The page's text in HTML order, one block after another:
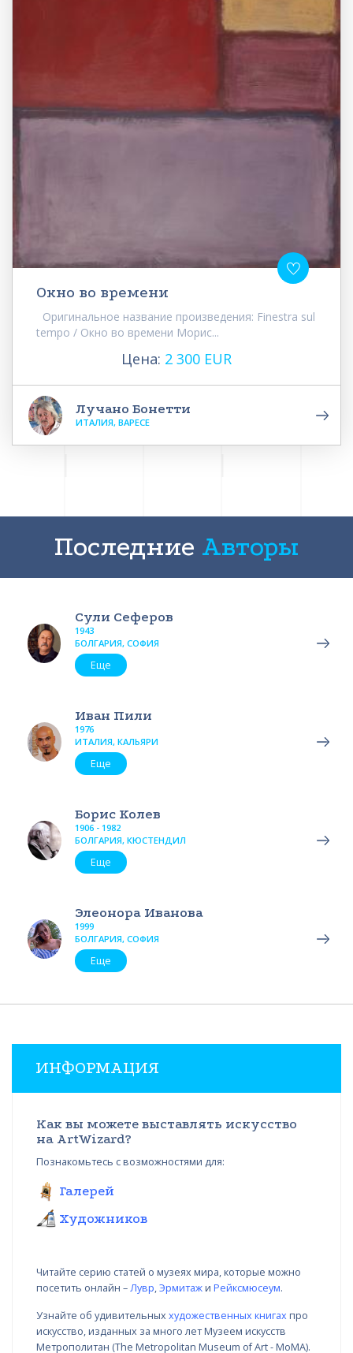
Окно во времени
Оригинальное название произведения: Finestra sul
tempo / Окно во времени Морис...
Цена: 2 300 EUR
Лучано Бонетти
ИТАЛИЯ, ВАРЕСЕ
Последние Авторы
Сули Сеферов
1943
БОЛГАРИЯ, СОФИЯ
Еще
Иван Пили
1976
ИТАЛИЯ, КАЛЬЯРИ
Еще
Борис Колев
1906 - 1982
БОЛГАРИЯ, КЮСТЕНДИЛ
Еще
Элеонора Иванова
1999
БОЛГАРИЯ, СОФИЯ
Еще
ИНФОРМАЦИЯ
Как вы можете выставлять искусство
на ArtWizard?
Познакомьтесь с возможностями для:
Галерей
Художников
Читайте серию статей о музеях мира, которые можно
посетить онлайн –Лувр,Эрмитажи Рейксмюсеум.
Узнайте об удивительных художественных книгах про
искусство, изданных за много лет Музеем искусств
Метрополитан (The Metropolitan Museum of Art - MoMA).